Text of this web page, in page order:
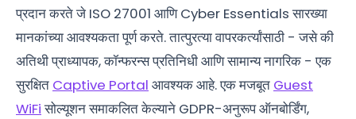
प्रदान करते जे ISO 27001 आणि Cyber Essentials सारख्या
मानकांच्या आवश्यकता पूर्ण करते. तात्पुरत्या वापरकर्त्यांसाठी - जसे की
अतिथी प्राध्यापक, कॉन्फरन्स प्रतिनिधी आणि सामान्य नागरिक - एक
सुरक्षित Captive Portal आवश्यक आहे. एक मजबूत Guest
WiFiसोल्यूशन समाकलित केल्याने GDPR-अनुरूप ऑनबोर्डिंग,